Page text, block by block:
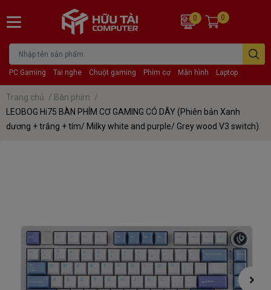
PC Gaming Tai nghe Chuột gaming Phím cơ Màn hình Laptop
0 0
Trang chủ / Bàn phím /
LEOBOG Hi75 BÀN PHÍM CƠ GAMING CÓ DÂY (Phiên bản Xanh
dương + trắng + tím/ Milky white and purple/ Grey wood V3 switch)